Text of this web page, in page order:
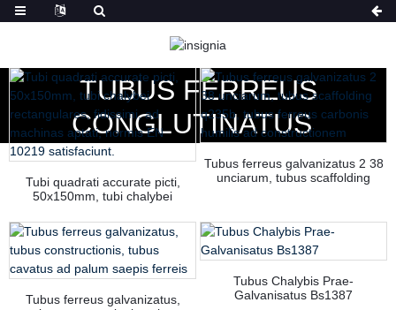
PRODUCTA
TUBUS FERREUS
CONGLUTINATUS
Tubi quadrati accurate picti,
50x150mm, tubi chalybei
machinas aptati, normis EN
10219 satisfaciunt.
Tubus ferreus galvanizatus 2 38
unciarum, tubus scaffolding
Tubus ferreus galvanizatus,
Tubus Chalybis Prae-
Galvanisatus Bs1387